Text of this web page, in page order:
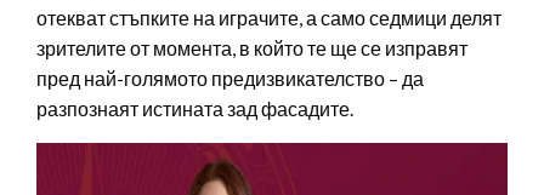
отекват стъпките на играчите, а само седмици делят
зрителите от момента, в който те ще се изправят
пред най-голямото предизвикателство – да
разпознаят истината зад фасадите.